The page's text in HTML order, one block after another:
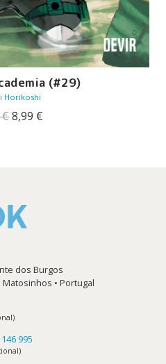
(#29)
Horikoshi
€O
8,99 €
dos Burgos
Matosinhos • Portugal
995